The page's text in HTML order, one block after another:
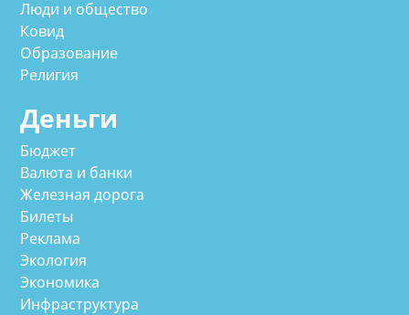
Люди и общество
Ковид
Образование
Религия
Деньги
Бюджет
Валюта и банки
Железная дорога
Билеты
Реклама
Экология
Экономика
Инфраструктура